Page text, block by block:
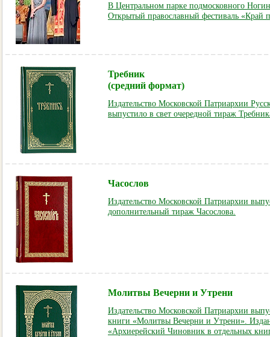
В Центральном парке подмосковного
Открытый православный фестиваль «Край
Требник
(средний формат)
Издательство Московской Патриархии
выпустило в свет очередной тираж
Часослов
Издательство Московской Патриархии
дополнительный тираж Часослова.
Молитвы Вечерни и Утрени
Издательство Московской Патриархии
книги «Молитвы Вечерни и Утрени».
«Архиерейский Чиновник в отдельных